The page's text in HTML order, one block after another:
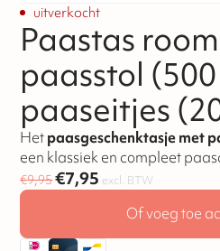
uitverkocht
Paastas
paasstol
paaseitjes
Het paasgeschenktasje met
een klassiek en compleet
€9,95€7,95 excl. BTW
Of voeg toe